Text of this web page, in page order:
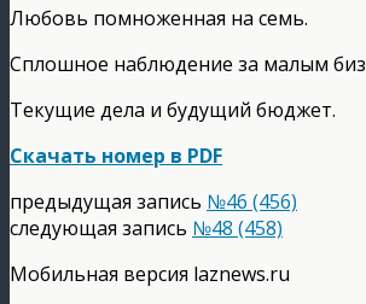
Любовь помноженная на семь.
Сплошное наблюдение за малым
Текущие дела и будущий бюджет.
Скачать номер в PDF
предыдущая запись №46 (456)
следующая запись №48 (458)
Мобильная версия laznews.ru